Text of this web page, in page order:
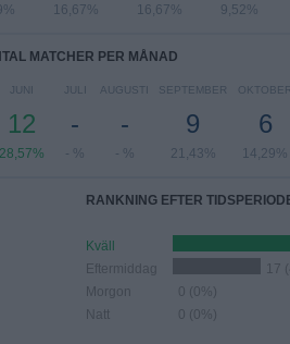
16,67% 16,67% 9,52%
MATCHER PER MÅNAD
JUNI
12
28,57%
JULI
-
- %
AUGUSTI
-
- %
SEPTEMBER
9
21,43%
OKTOBER
6
14,29%
RANKNING EFTER
Kväll
Eftermiddag
17
Morgon
0 (0%)
Natt
0 (0%)